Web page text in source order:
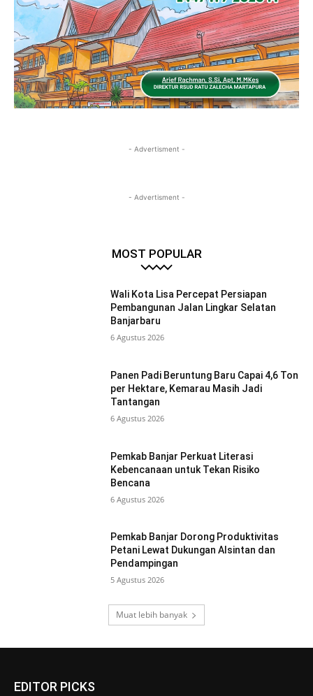
- Advertisment -
- Advertisment -
MOST POPULAR
Wali Kota Lisa Percepat Persiapan
Pembangunan Jalan Lingkar Selatan
Banjarbaru
6 Agustus 2026
Panen Padi Beruntung Baru Capai 4,6 Ton
per Hektare, Kemarau Masih Jadi
Tantangan
6 Agustus 2026
Pemkab Banjar Perkuat Literasi
Kebencanaan untuk Tekan Risiko
Bencana
6 Agustus 2026
Pemkab Banjar Dorong Produktivitas
Petani Lewat Dukungan Alsintan dan
Pendampingan
5 Agustus 2026
Muat lebih banyak
EDITOR PICKS